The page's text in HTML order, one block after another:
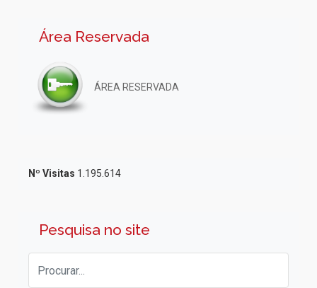
Área Reservada
ÁREA RESERVADA
Nº Visitas 1.195.614
Pesquisa no site